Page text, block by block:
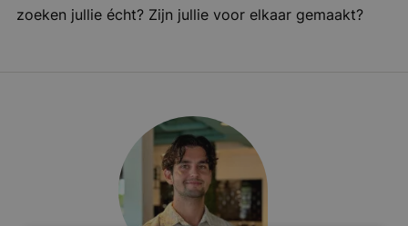
zoeken jullie écht? Zijn jullie voor elkaar gemaakt?